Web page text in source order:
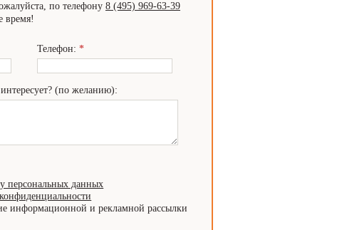
по телефону 8 (495) 969-63-39
время!
Телефон: *
(по желанию):
персональных данных
информационной и рекламной рассылки